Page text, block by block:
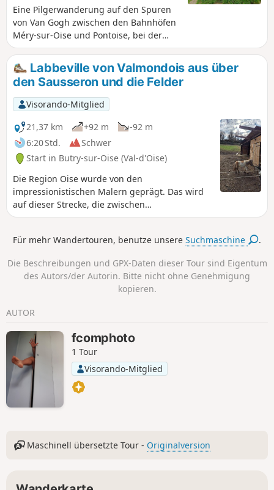
Eine Pilgerwanderung auf den Spuren
von Van Gogh zwischen den Bahnhöfen
Méry-sur-Oise und Pontoise, bei der
man die wichtigsten Orte seines
Aufenthalts in Auvers besucht – auf
einer Strecke, die mit schönen
Reproduktionen seiner Werke gesäumt
ist, darunter auch solche, die mitten auf
dem Feld stehen. Nebenbei lohnt sich
ein Besuch im Museum des Château de
Lévy in Auvers-sur-Oise. Die relativ
geradlinige Wanderung lässt sich für
besonders Neugierige durch einige
zusätzliche Ausflüge in die drei Städte
entlang der Route bereichern.
Labbeville von Valmondois aus über
den Sausseron und die Felder
Visorando-Mitglied
21,37 km
+92 m
-92 m
6:20 Std.
Schwer
Start in Butry-sur-Oise (Val-d'Oise)
Die Region Oise wurde von den
impressionistischen Malern geprägt. Das wird
auf dieser Strecke, die zwischen
Getreidefeldern und dem grünen Tal des
Hinweg verläuft bis nach Labbeville völlig offen.
man Nesles-la-Vallée und Valmondois
durchquert. Geschichtsinteressierte kommen
hier voll auf ihre Kosten: Es gibt Schlösser,
Mühlen, Kirchen und natürlich die alte
Eisenbahnstrecke zwischen Labbeville und
Valmondois.
Für mehr Wandertouren, benutze unsereSuchmaschine .
Die Beschreibungen und GPX-Daten dieser Tour sind Eigentum
des Autors/der Autorin. Bitte nicht ohne Genehmigung
kopieren.
AUTOR
fcomphoto
1 Tour
Visorando-Mitglied
Maschinell übersetzte Tour - Originalversion